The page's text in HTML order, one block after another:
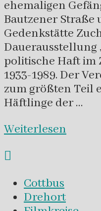
ehemaligen
Bautzener Straße
Gedenkstätte
Dauerausstellung
politische Haft im
1933-1989. Der
zum größten Teil
Häftlinge der …
Weiterlesen
Cottbus
Drehort